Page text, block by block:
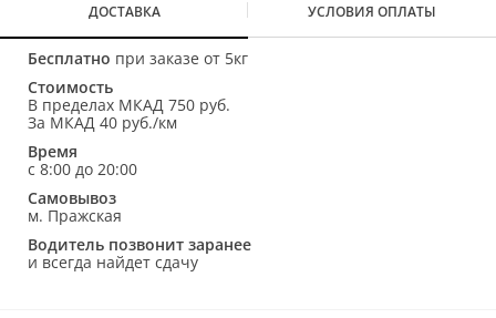
ДОСТАВКА УСЛОВИЯ ОПЛАТЫ
Бесплатно при заказе от 5кг
Стоимость
В пределах МКАД 750 руб.
За МКАД 40 руб./км
Время
с 8:00 до 20:00
Самовывоз
м. Пражская
Водитель позвонит заранее
и всегда найдет сдачу